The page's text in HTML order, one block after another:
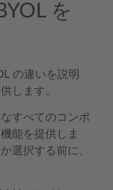
を
の違いを説明
します。
すべてのコンポ
能を提供しま
選択する前に、